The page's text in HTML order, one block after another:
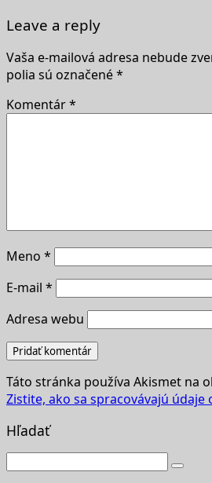
Leave a reply
Vaša e-mailová adresa nebude
polia sú označené*
Komentár*
Meno *
E-mail *
Adresa webu
Táto stránka používa Akismet na
Zistite, ako sa spracovávajú
Hľadať